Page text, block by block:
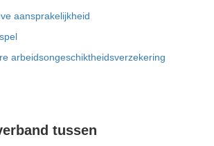
aansprakelijkheid
arbeidsongeschiktheidsverzekering
tussen